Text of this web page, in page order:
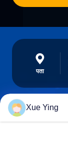
पता
Xue Ying